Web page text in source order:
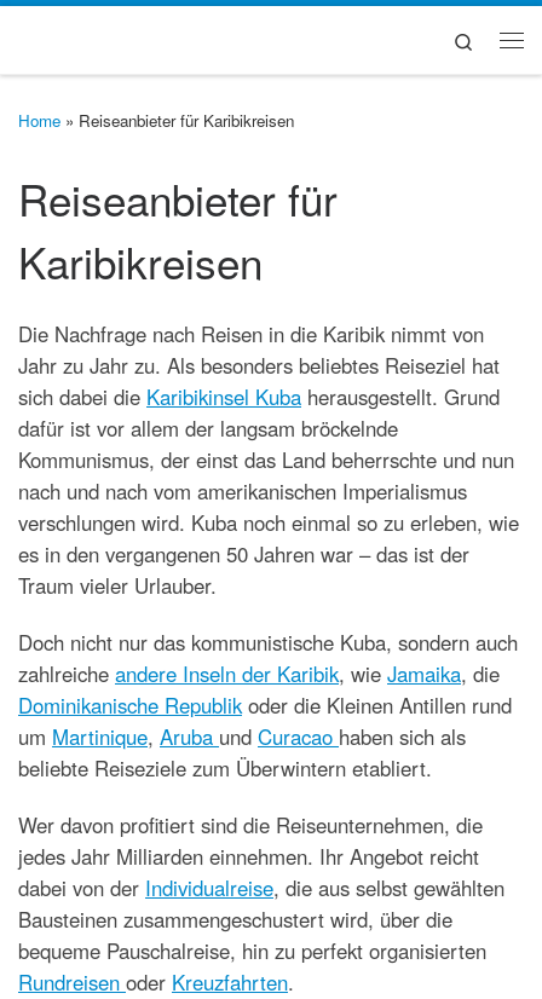
Search
Home » Reiseanbieter für Karibikreisen
Reiseanbieter für
Karibikreisen
Die Nachfrage nach Reisen in die Karibik nimmt von
Jahr zu Jahr zu. Als besonders beliebtes Reiseziel hat
sich dabei die Karibikinsel Kuba herausgestellt. Grund
dafür ist vor allem der langsam bröckelnde
Kommunismus, der einst das Land beherrschte und nun
nach und nach vom amerikanischen Imperialismus
verschlungen wird. Kuba noch einmal so zu erleben, wie
es in den vergangenen 50 Jahren war – das ist der
Traum vieler Urlauber.
Doch nicht nur das kommunistische Kuba, sondern auch
zahlreiche andere Inseln der Karibik, wie Jamaika, die
Dominikanische Republikoder die Kleinen Antillen rund
um Martinique, Aruba und Curacao haben sich als
beliebte Reiseziele zum Überwintern etabliert.
Wer davon profitiert sind die Reiseunternehmen, die
jedes Jahr Milliarden einnehmen. Ihr Angebot reicht
dabei von der Individualreise, die aus selbst gewählten
Bausteinen zusammengeschustert wird, über die
bequeme Pauschalreise, hin zu perfekt organisierten
Rundreisen oder Kreuzfahrten.